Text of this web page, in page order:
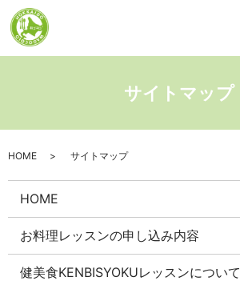
サイトマップ
HOME サイトマップ
HOME
お料理レッスンの申し込み内容
健美食KENBISYOKUレッスンについて